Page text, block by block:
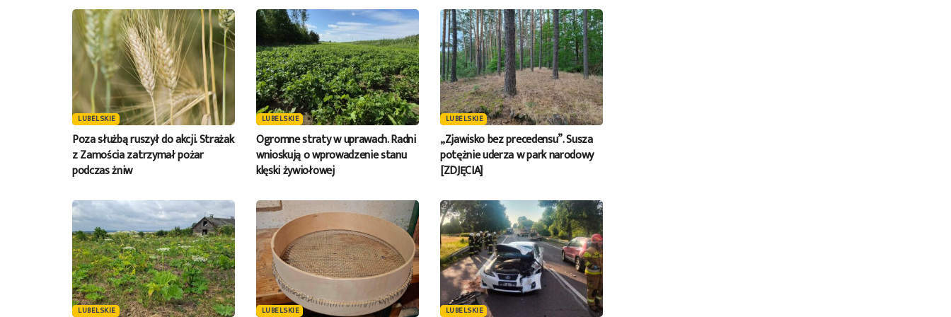
LUBELSKIE
Poza służbą ruszył do akcji. Strażak
z Zamościa zatrzymał pożar
podczas żniw
LUBELSKIE
Ogromne straty w uprawach. Radni
wnioskują o wprowadzenie stanu
klęski żywiołowej
LUBELSKIE
„Zjawisko bez precedensu”. Susza
potężnie uderza w park narodowy
[ZDJĘCIA]
LUBELSKIE LUBELSKIE LUBELSKIE